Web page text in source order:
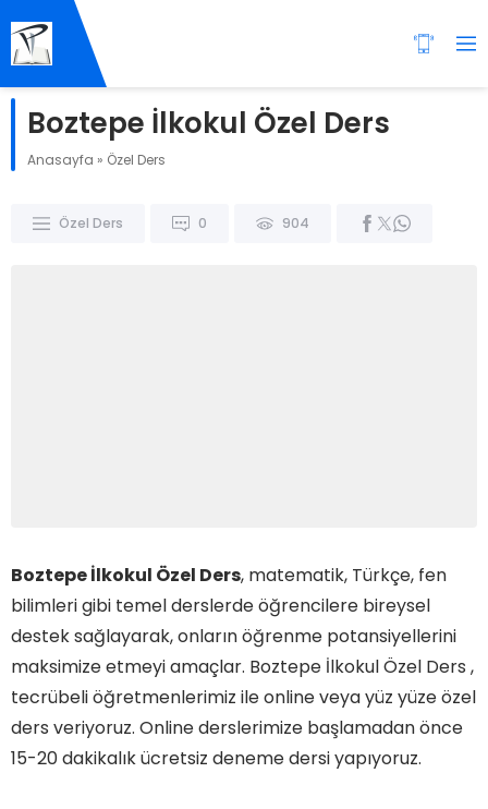
Boztepe İlkokul Özel Ders
Anasayfa » Özel Ders
Özel Ders 0 904
Boztepe İlkokul Özel Ders, matematik, Türkçe, fen
bilimleri gibi temel derslerde öğrencilere bireysel
destek sağlayarak, onların öğrenme potansiyellerini
maksimize etmeyi amaçlar. Boztepe İlkokul Özel Ders ,
tecrübeli öğretmenlerimiz ile online veya yüz yüze özel
ders veriyoruz. Online derslerimize başlamadan önce
15-20 dakikalık ücretsiz deneme dersi yapıyoruz.